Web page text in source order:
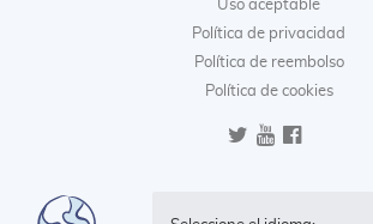
Uso aceptable
Política de privacidad
Política de reembolso
Política de cookies